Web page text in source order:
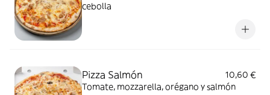
cebolla
Pizza Salmón
10,60 €
Tomate, mozzarella, orégano y salmón